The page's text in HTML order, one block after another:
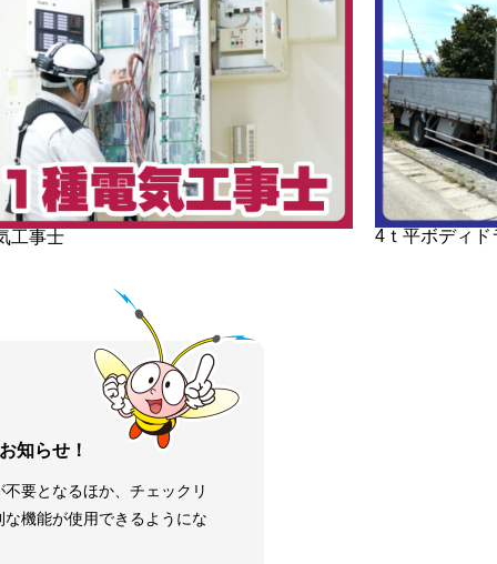
工事士 4ｔ平ボディド
知らせ！
要となるほか、チェックリ
機能が使用できるようにな